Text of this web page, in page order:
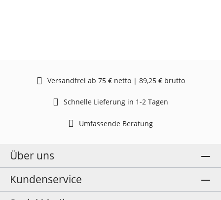
Versandfrei ab 75 € netto | 89,25 € brutto
Schnelle Lieferung in 1-2 Tagen
Umfassende Beratung
Über uns
Kundenservice